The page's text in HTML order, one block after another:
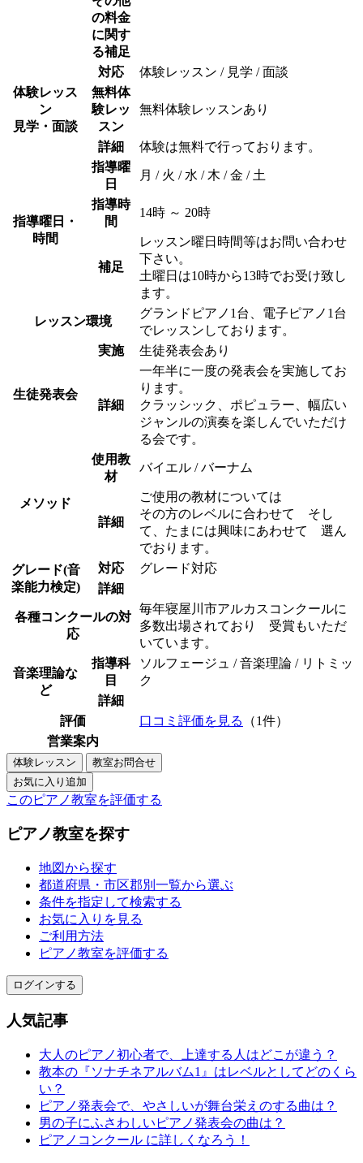
の料金
に関す
る補足
体験レッス
ン
見学・面談
対応
体験レッスン / 見学 / 面談
無料体
験レッ
スン
無料体験レッスンあり
詳細 体験は無料で行っております。
指導曜日・
時間
指導曜
日
月 / 火 / 水 / 木 / 金 / 土
指導時
間
14時 ～ 20時
補足
レッスン曜日時間等はお問い合わせ
下さい。
土曜日は10時から13時でお受け致し
ます。
レッスン環境
グランドピアノ1台、電子ピアノ1台
でレッスンしております。
生徒発表会
実施 生徒発表会あり
詳細
一年半に一度の発表会を実施してお
ります。
クラッシック、ポピュラー、幅広い
ジャンルの演奏を楽しんでいただけ
る会です。
メソッド
使用教
材
バイエル / バーナム
詳細
ご使用の教材については
その方のレベルに合わせて そし
て、たまには興味にあわせて 選ん
でおります。
グレード(音
楽能力検定)
対応
グレード対応
詳細
各種コンクールの対
応
毎年寝屋川市アルカスコンクールに
多数出場されており 受賞もいただ
いています。
音楽理論な
ど
指導科
目
ソルフェージュ / 音楽理論 / リトミッ
ク
詳細
評価
口コミ評価を見る
（1件）
営業案内
このピアノ教室を評価する
ピアノ教室を探す
地図から探す
都道府県・市区郡別一覧から選ぶ
条件を指定して検索する
お気に入りを見る
ご利用方法
ピアノ教室を評価する
ログインする
人気記事
大人のピアノ初心者で、上達する人はどこが違う？
教本の『ソナチネアルバム1』はレベルとしてどのくら
い？
ピアノ発表会で、やさしいが舞台栄えのする曲は？
男の子にふさわしいピアノ発表会の曲は？
ピアノコンクール に詳しくなろう！